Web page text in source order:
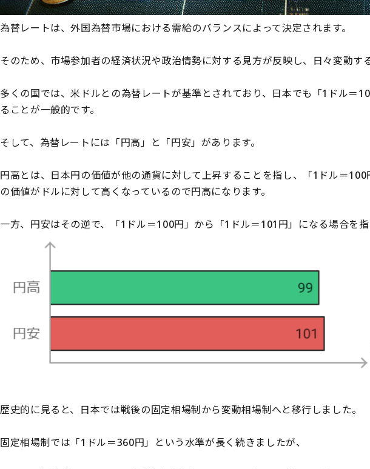
為替レートは、外国為替市場における需給のバランスによって決定されます。
そのため、市場参加者の経済状況や政治情勢に対する見方が反映し、日々変動す
多くの国では、米ドルとの為替レートが基準とされており、日本でも「1ドル＝
ることが一般的です。
そして、為替レートには「円高」と「円安」があります。
円高とは、日本円の価値が他の通貨に対して上昇することを指し、「1ドル＝
の価値がドルに対して高くなっているので円高になります。
一方、円安はその逆で、「1ドル＝100円」から「1ドル＝101円」になる場合を指
歴史的に見ると、日本では戦後の固定相場制から変動相場制へと移行しました。
固定相場制では「1ドル＝360円」という水準が長く続きましたが、